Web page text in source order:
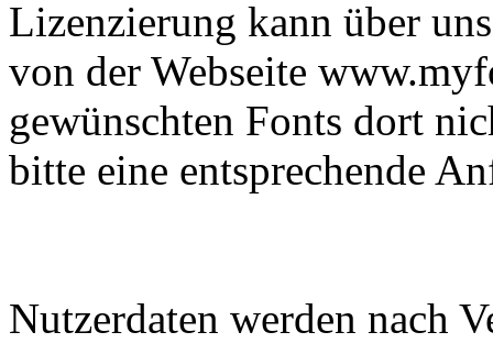
Lizenzierung kann über
von der Webseite
gewünschten Fonts dort
bitte eine entsprechende
Nutzerdaten werden nach